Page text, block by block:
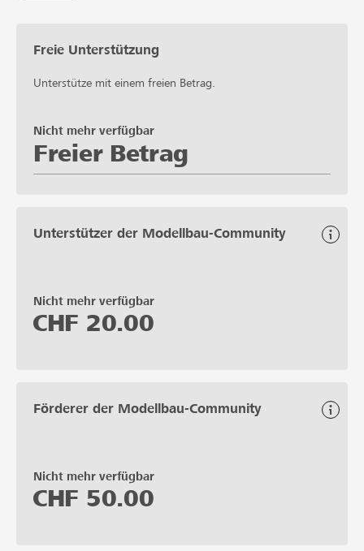
Freie Unterstützung
Unterstütze mit einem freien Betrag.
Freier Betrag
Nicht mehr verfügbar
Unterstützer der Modellbau-Community
Nicht mehr verfügbar
CHF 20.00
Förderer der Modellbau-Community
Nicht mehr verfügbar
CHF 50.00